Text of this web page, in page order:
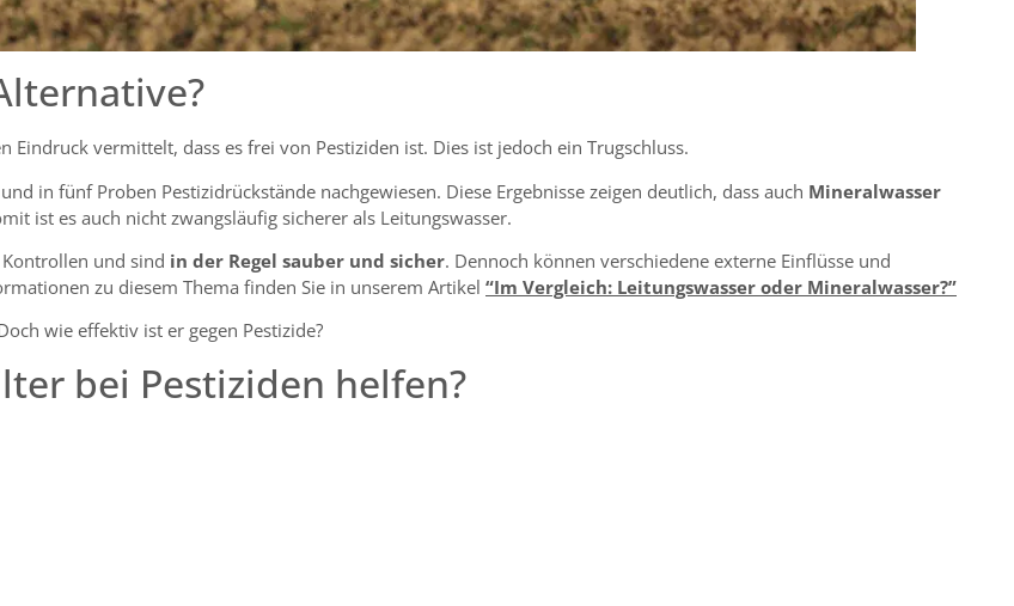
vermittelt, dass es frei von Pestiziden ist. Dies ist jedoch ein Trugschluss.
in fünf Proben Pestizidrückstände nachgewiesen. Diese Ergebnisse zeigen deutlich, dass auch Mineralwasser
ist es auch nicht zwangsläufig sicherer als Leitungswasser.
und sind in der Regel sauber und sicher. Dennoch können verschiedene externe Einflüsse und
zu diesem Thema finden Sie in unserem Artikel “Im Vergleich: Leitungswasser oder Mineralwasser?”
wie effektiv ist er gegen Pestizide?
bei Pestiziden helfen?